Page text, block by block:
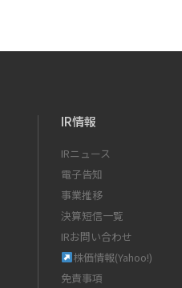
IR情報
IRニュース
電子告知
事業推移
決算短信一覧
IRお問い合わせ
株価情報(Yahoo!)
免責事項